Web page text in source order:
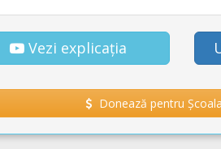
Vezi explicația
Donează pentru